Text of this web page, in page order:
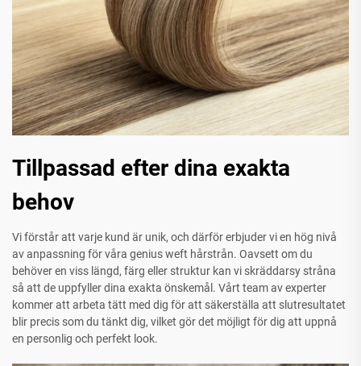
Tillpassad efter dina exakta
behov
Vi förstår att varje kund är unik, och därför erbjuder vi en hög nivå
av anpassning för våra genius weft hårstrån. Oavsett om du
behöver en viss längd, färg eller struktur kan vi skräddarsy stråna
så att de uppfyller dina exakta önskemål. Vårt team av experter
kommer att arbeta tätt med dig för att säkerställa att slutresultatet
blir precis som du tänkt dig, vilket gör det möjligt för dig att uppnå
en personlig och perfekt look.